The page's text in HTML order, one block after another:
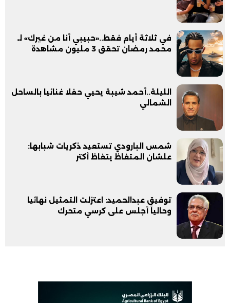
في ثلاثة أيام فقط..«حبيبي أنا من غيرك» لـ
محمد رمضان تحقق 3 مليون مشاهدة
الليلة..أحمد شيبة يحيي حفلا غنائيا بالساحل
الشمالي
شمس البارودي تستعيد ذكريات شبابها:
علشان المتغاظ يتغاظ أكتر
توفيق عبدالحميد: اعتزلت التمثيل نهائيا
وحالياً أجلس على كرسي متحرك